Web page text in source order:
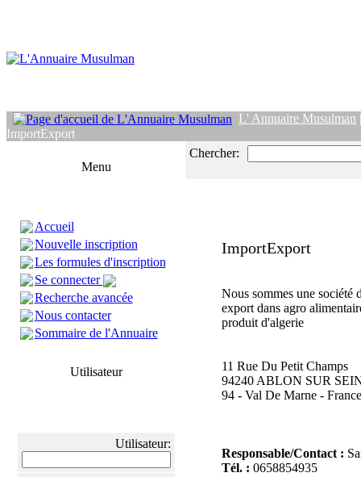
L' Annuaire Musulman
ImportExport
Menu
Accueil
Nouvelle inscription
Les formules d'inscription
Se connecter
Recherche avancée
Nous contacter
Sommaire de l'Annuaire
Utilisateur
Utilisateur:
Chercher:
ImportExport
Nous sommes une société
export dans agro
produit d'algerie
11 Rue Du Petit Champs
94240 ABLON SUR
94 - Val De Marne - France
Responsable/Contact :
Tél. : 0658854935